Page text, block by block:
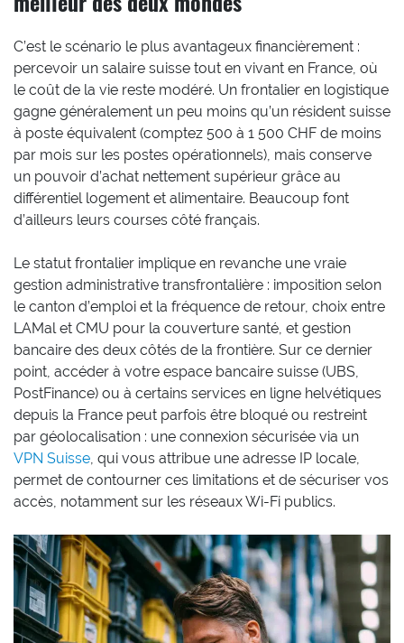
C’est le scénario le plus avantageux financièrement :
percevoir un salaire suisse tout en vivant en France, où
le coût de la vie reste modéré. Un frontalier en logistique
gagne généralement un peu moins qu’un résident suisse
à poste équivalent (comptez 500 à 1 500 CHF de moins
par mois sur les postes opérationnels), mais conserve
un pouvoir d’achat nettement supérieur grâce au
différentiel logement et alimentaire. Beaucoup font
d’ailleurs leurs courses côté français.
Le statut frontalier implique en revanche une vraie
gestion administrative transfrontalière : imposition selon
le canton d’emploi et la fréquence de retour, choix entre
LAMal et CMU pour la couverture santé, et gestion
bancaire des deux côtés de la frontière. Sur ce dernier
point, accéder à votre espace bancaire suisse (UBS,
PostFinance) ou à certains services en ligne helvétiques
depuis la France peut parfois être bloqué ou restreint
par géolocalisation : une connexion sécurisée via un
VPN Suisse, qui vous attribue une adresse IP locale,
permet de contourner ces limitations et de sécuriser vos
accès, notamment sur les réseaux Wi-Fi publics.